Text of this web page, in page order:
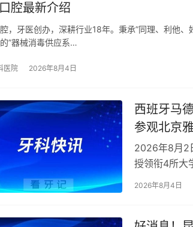
腔最新介绍
，牙医创办，深耕行业18年。秉承”同理、利他
”器械消毒供应系…
医院 2026年8月4日
西班牙马
参观北京
2026年8月2
授领衔4所大
2026年8月4日